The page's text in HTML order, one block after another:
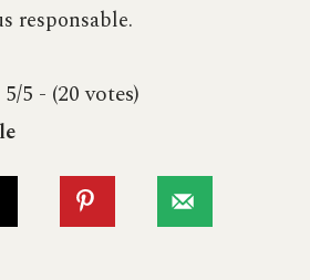
responsable.
5/5 - (20 votes)